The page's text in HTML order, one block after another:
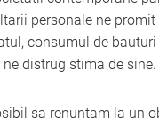
personale ne
consumul de
distrug stima de sine.
sa renuntam la un